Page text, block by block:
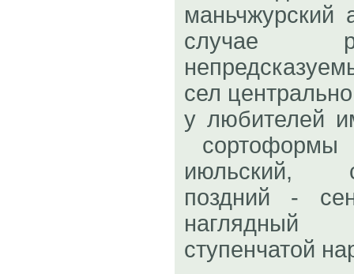
маньчжурский
случае
сел
у любителей
июльский,
поздний -
наглядный
ступенчатой